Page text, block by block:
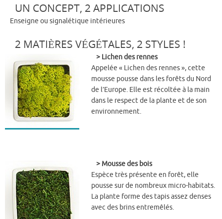
UN CONCEPT, 2 APPLICATIONS
Enseigne ou signalétique intérieures
2 MATIÈRES VÉGÉTALES, 2 STYLES !
> Lichen des rennes
Appelée « Lichen des rennes », cette
mousse pousse dans les forêts du Nord
de l’Europe. Elle est récoltée à la main
dans le respect de la plante et de son
environnement.
> Mousse des bois
Espèce très présente en forêt, elle
pousse sur de nombreux micro-habitats.
La plante forme des tapis assez denses
avec des brins entremêlés.